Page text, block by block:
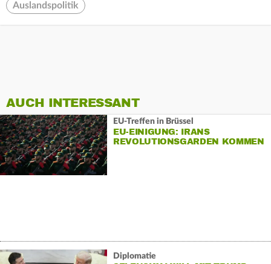
Auslandspolitik
AUCH INTERESSANT
EU-Treffen in Brüssel
EU-EINIGUNG: IRANS
REVOLUTIONSGARDEN KOMMEN
Diplomatie